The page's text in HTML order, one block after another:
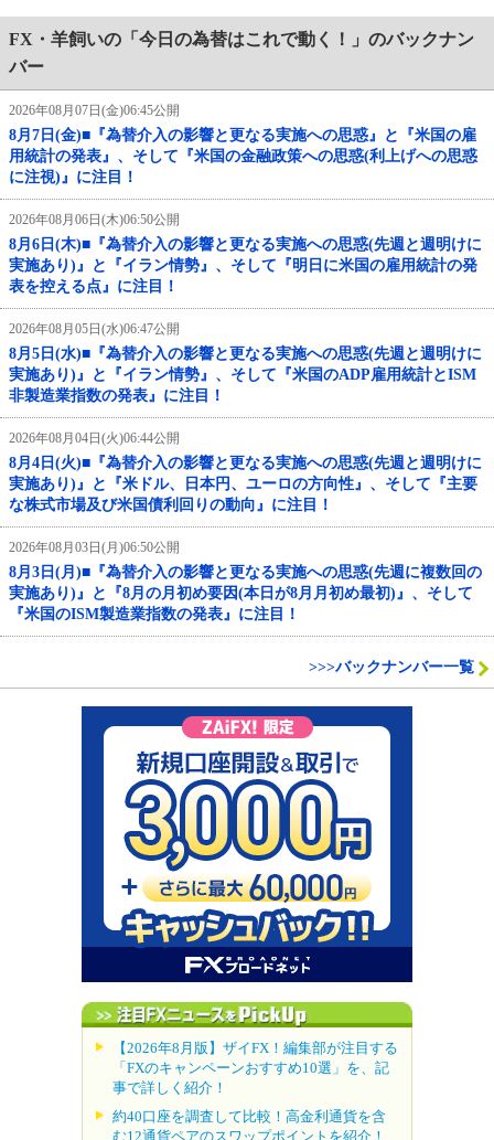
FX・羊飼いの「今日の為替はこれで動く！」のバックナン
バー
2026年08月07日(金)06:45公開
8月7日(金)■『為替介入の影響と更なる実施への思惑』と『米国の雇
用統計の発表』、そして『米国の金融政策への思惑(利上げへの思惑
に注視)』に注目！
2026年08月06日(木)06:50公開
8月6日(木)■『為替介入の影響と更なる実施への思惑(先週と週明けに
実施あり)』と『イラン情勢』、そして『明日に米国の雇用統計の発
表を控える点』に注目！
2026年08月05日(水)06:47公開
8月5日(水)■『為替介入の影響と更なる実施への思惑(先週と週明けに
実施あり)』と『イラン情勢』、そして『米国のADP雇用統計とISM
非製造業指数の発表』に注目！
2026年08月04日(火)06:44公開
8月4日(火)■『為替介入の影響と更なる実施への思惑(先週と週明けに
実施あり)』と『米ドル、日本円、ユーロの方向性』、そして『主要
な株式市場及び米国債利回りの動向』に注目！
2026年08月03日(月)06:50公開
8月3日(月)■『為替介入の影響と更なる実施への思惑(先週に複数回の
実施あり)』と『8月の月初め要因(本日が8月月初め最初)』、そして
『米国のISM製造業指数の発表』に注目！
>>>バックナンバー一覧
【2026年8月版】ザイFX！編集部が注目する
「FXのキャンペーンおすすめ10選」を、記
事で詳しく紹介！
約40口座を調査して比較！高金利通貨を含
む12通貨ペアのスワップポイントを紹介！